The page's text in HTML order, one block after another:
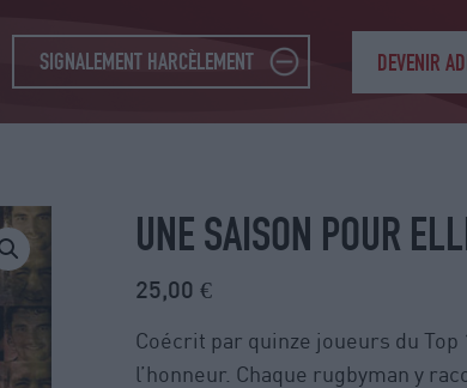
SIGNALEMENT HARCÈLEMENT DEVENIR
UNE SAISON POUR
25,00 €
Coécrit par quinze joueurs du
l’honneur. Chaque rugbyman y